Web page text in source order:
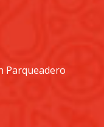
Parqueadero